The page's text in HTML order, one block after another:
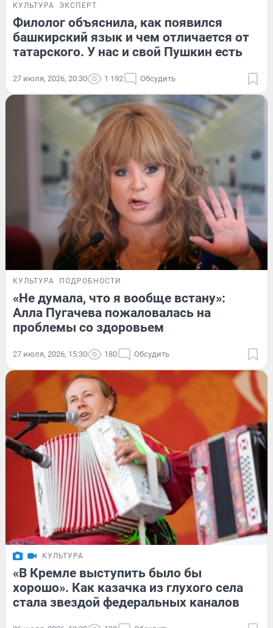
КУЛЬТУРА ЭКСПЕРТ
Филолог объяснила, как появился
башкирский язык и чем отличается от
татарского. У нас и свой Пушкин есть
27 июля, 2026, 20:30 1 192 Обсудить
КУЛЬТУРА ПОДРОБНОСТИ
«Не думала, что я вообще встану»:
Алла Пугачева пожаловалась на
проблемы со здоровьем
27 июля, 2026, 15:30 180 Обсудить
КУЛЬТУРА
«В Кремле выступить было бы
хорошо». Как казачка из глухого села
стала звездой федеральных каналов